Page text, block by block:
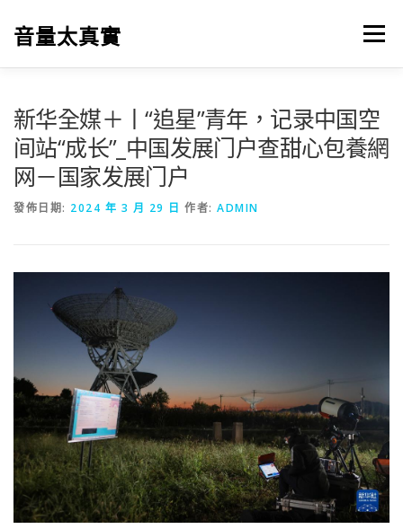
音量太真實 選單
新华全媒＋丨“追星”青年，记录中国空
间站“成长”_中国发展门户查甜心包養網
网－国家发展门户
發佈日期: 2024 年 3 月 29 日 作者: ADMIN